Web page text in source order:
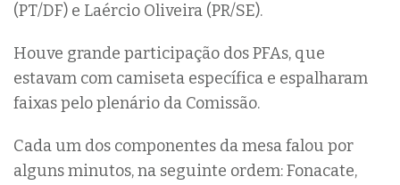
(PT/DF) e Laércio Oliveira (PR/SE).
Houve grande participação dos PFAs, que
estavam com camiseta específica e espalharam
faixas pelo plenário da Comissão.
Cada um dos componentes da mesa falou por
alguns minutos, na seguinte ordem: Fonacate,